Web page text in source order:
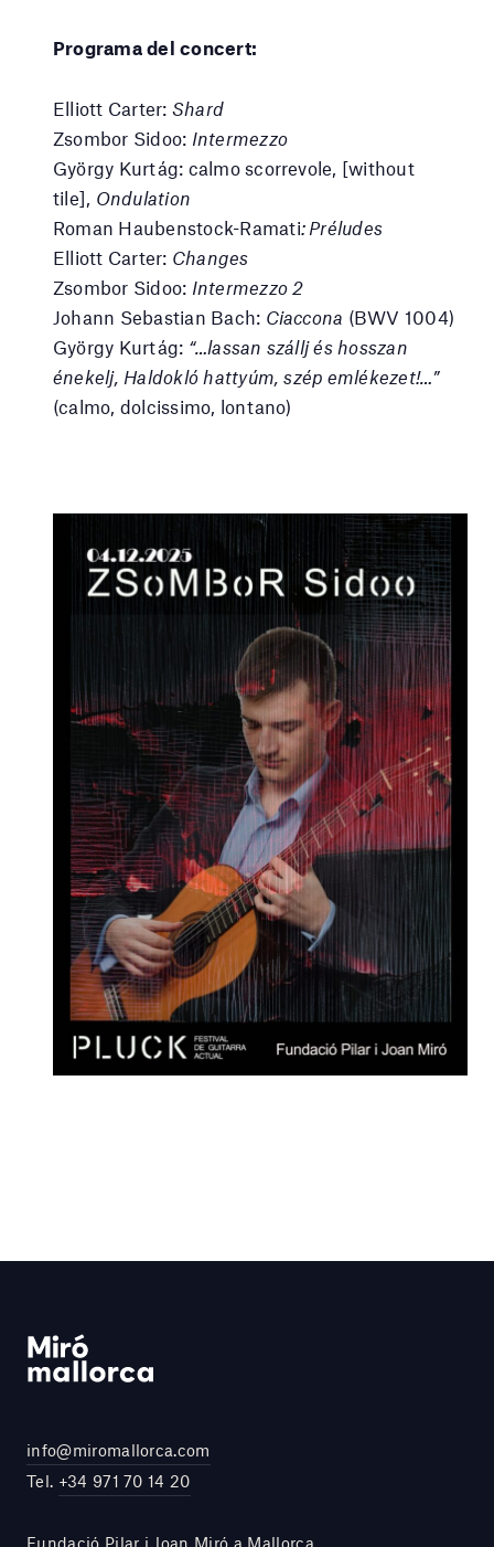
Programa del concert:
Elliott Carter: Shard
Zsombor Sidoo: Intermezzo
György Kurtág: calmo scorrevole, [without
tile], Ondulation
Roman Haubenstock-Ramati: Préludes
Elliott Carter: Changes
Zsombor Sidoo: Intermezzo 2
Johann Sebastian Bach: Ciaccona (BWV 1004)
György Kurtág: “…lassan szállj és hosszan
énekelj, Haldokló hattyúm, szép emlékezet!…”
(calmo, dolcissimo, lontano)
info@miromallorca.com
Tel. +34 971 70 14 20
Fundació Pilar i Joan Miró a Mallorca